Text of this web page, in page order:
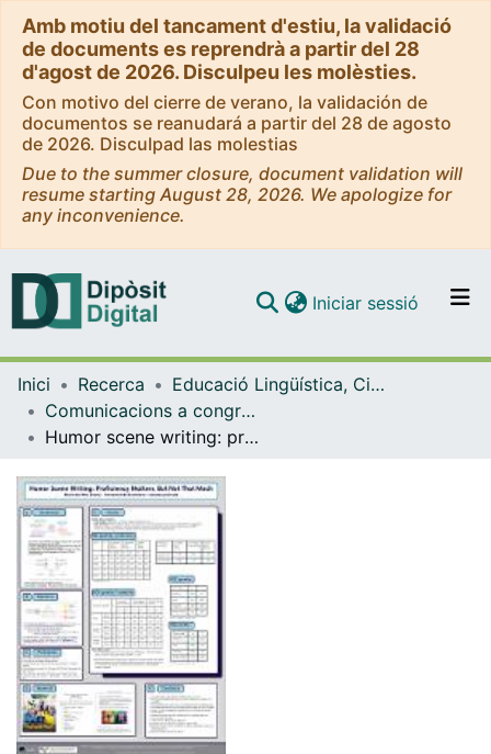
Amb motiu del tancament d'estiu, la validació
de documents es reprendrà a partir del 28
d'agost de 2026. Disculpeu les molèsties.
Con motivo del cierre de verano, la validación de
documentos se reanudará a partir del 28 de agosto
de 2026. Disculpad las molestias
Due to the summer closure, document validation will
resume starting August 28, 2026. We apologize for
any inconvenience.
Navega per tot el DD
Com publicar
Iniciar sessió (current)
Inici Recerca
Educació Lingüística, Científica i Matemàtica
Comunicacions a congressos (Educació Lingüística, Científica i Matemàtica)
Humor scene writing: profficiency matters, but not that much